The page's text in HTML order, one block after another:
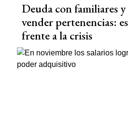
Deuda con familiares y
vender pertenencias:
frente a la crisis